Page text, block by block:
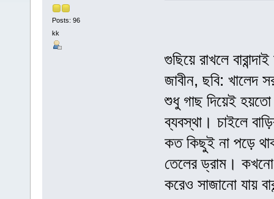
Posts: 96
kk
গুছিয়ে রাখলে
জাবীন, ছবি: খালেদ
শুধু গাছ দিয়েই
ব্যবস্থা। চাইলে
কত কিছুই না পড়ে
তেলের ড্রাম।
করেও সাজানো যায়